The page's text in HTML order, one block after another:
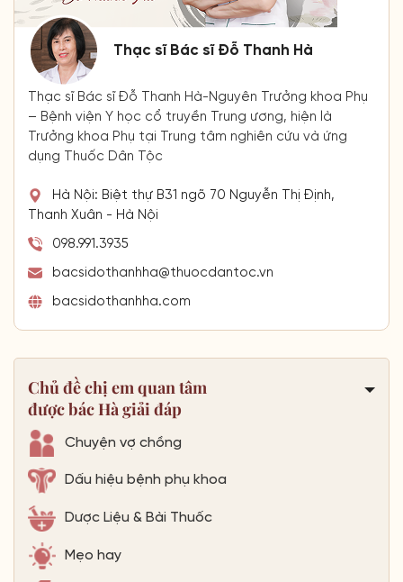
Thạc sĩ Bác sĩ Đỗ Thanh Hà
Thạc sĩ Bác sĩ Đỗ Thanh Hà-Nguyên Trưởng khoa Phụ
– Bệnh viện Y học cổ truyền Trung ương, hiện là
Trưởng khoa Phụ tại Trung tâm nghiên cứu và ứng
dụng Thuốc Dân Tộc
Hà Nội: Biệt thự B31 ngõ 70 Nguyễn Thị Định,
Thanh Xuân - Hà Nội
098.991.3935
bacsidothanhha@thuocdantoc.vn
bacsidothanhha.com
Chủ đề chị em quan tâm
được bác Hà giải đáp
Chuyện vợ chồng
Dấu hiệu bệnh phụ khoa
Dược Liệu & Bài Thuốc
Mẹo hay